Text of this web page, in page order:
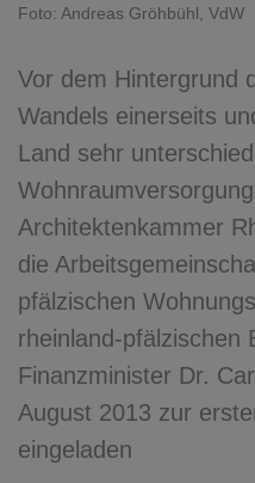
Foto: Andreas Gröhbühl, VdW
Vor dem Hintergrund
Wandels einerseits
Land sehr
Architektenkammer
die
pfälzischen
rheinland-pfälzischen
Finanzminister Dr.
August 2013 zur
eingeladen